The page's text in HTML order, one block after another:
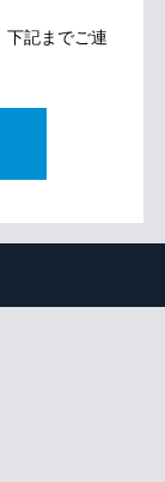
下記までご連